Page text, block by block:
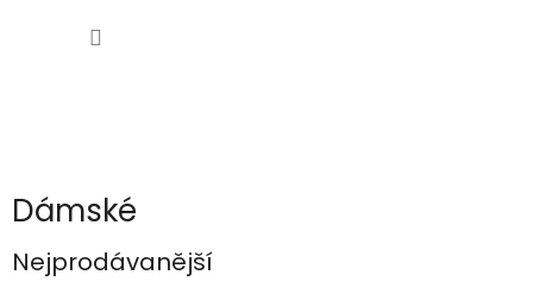
Dámské
Nejprodávanější